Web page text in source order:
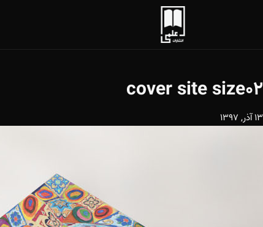
cover site size02
13 آذر, 1397